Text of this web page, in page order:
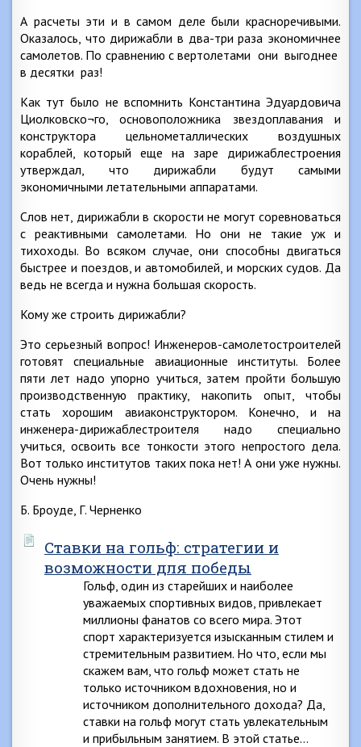
А расчеты эти и в самом деле были красноречивыми.
Оказалось, что дирижабли в два-три раза экономичнее
самолетов. По сравнению с вертолетами они выгоднее
в десятки раз!
Как тут было не вспомнить Константина Эдуардовича
Циолковско¬го, основоположника звездоплавания и
конструктора цельнометаллических воздушных
кораблей, который еще на заре дирижаблестроения
утверждал, что дирижабли будут самыми
экономичными летательными аппаратами.
Слов нет, дирижабли в скорости не могут соревноваться
с реактивными самолетами. Но они не такие уж и
тихоходы. Во всяком случае, они способны двигаться
быстрее и поездов, и автомобилей, и морских судов. Да
ведь не всегда и нужна большая скорость.
Кому же строить дирижабли?
Это серьезный вопрос! Инженеров-самолетостроителей
готовят специальные авиационные институты. Более
пяти лет надо упорно учиться, затем пройти большую
производственную практику, накопить опыт, чтобы
стать хорошим авиаконструктором. Конечно, и на
инженера-дирижаблестроителя надо специально
учиться, освоить все тонкости этого непростого дела.
Вот только институтов таких пока нет! А они уже нужны.
Очень нужны!
Б. Броуде, Г. Черненко
Ставки на гольф: стратегии и
возможности для победы
Гольф, один из старейших и наиболее
уважаемых спортивных видов, привлекает
миллионы фанатов со всего мира. Этот
спорт характеризуется изысканным стилем и
стремительным развитием. Но что, если мы
скажем вам, что гольф может стать не
только источником вдохновения, но и
источником дополнительного дохода? Да,
ставки на гольф могут стать увлекательным
и прибыльным занятием. В этой статье…